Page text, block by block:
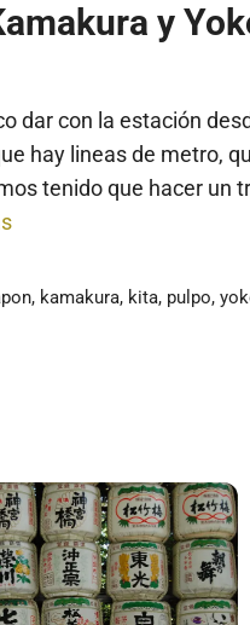
y
dar con la estación
hay lineas de metro,
tenido que hacer un
, kamakura, kita, pulpo,